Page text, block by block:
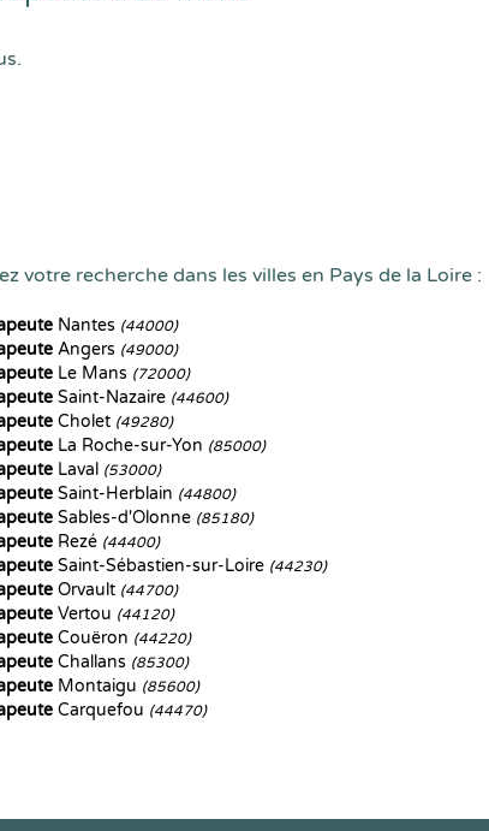
votre recherche dans les villes en Pays de la Loire :
Nantes (44000)
Angers (49000)
Le Mans (72000)
Saint-Nazaire (44600)
Cholet (49280)
La Roche-sur-Yon (85000)
Laval (53000)
Saint-Herblain (44800)
Sables-d'Olonne (85180)
Rezé (44400)
Saint-Sébastien-sur-Loire (44230)
Orvault (44700)
Vertou (44120)
Couëron (44220)
Challans (85300)
Montaigu (85600)
Carquefou (44470)